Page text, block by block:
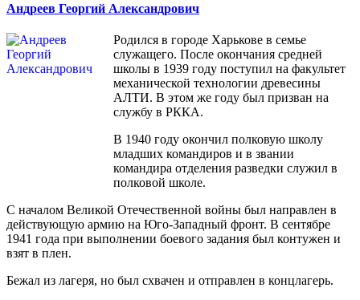
Андреев Георгий Александрович
Родился в городе Харькове в семье
служащего. После окончания средней
школы в 1939 году поступил на факультет
механической технологии древесины
АЛТИ. В этом же году был призван на
службу в РККА.
В 1940 году окончил полковую школу
младших командиров и в звании
командира отделения разведки служил в
полковой школе.
С началом Великой Отечественной войны был направлен в
действующую армию на Юго-Западный фронт. В сентябре
1941 года при выполнении боевого задания был контужен и
взят в плен.
Бежал из лагеря, но был схвачен и отправлен в концлагерь.